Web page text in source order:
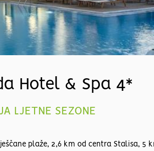
Hotel & Spa 4*
LJETNE SEZONE
plaže, 2,6 km od centra Stalisa, 5